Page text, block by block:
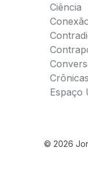
Ciência
Espaço
© 2026